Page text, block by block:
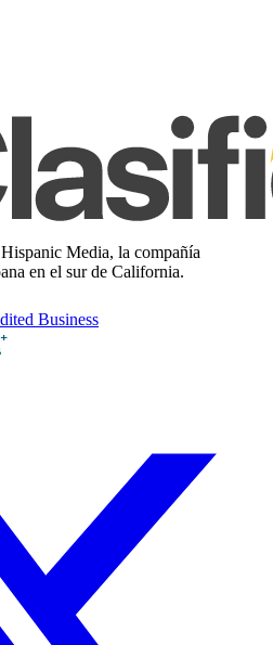
Media, la compañía
en el sur de California.
Business